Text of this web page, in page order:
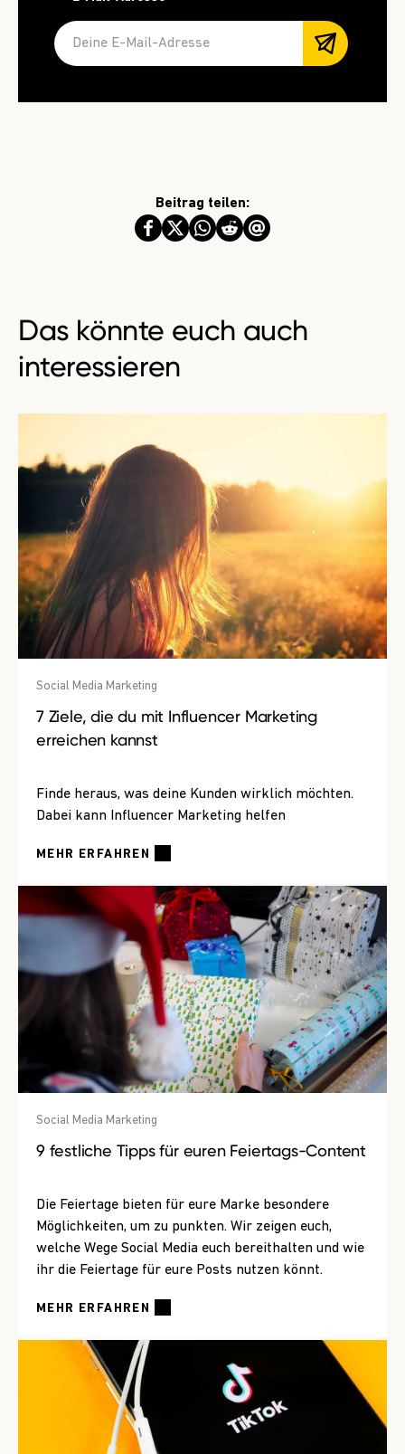
Beitrag teilen:
Das könnte euch auch
interessieren
Social Media Marketing
7 Ziele, die du mit Influencer Marketing
erreichen kannst
Finde heraus, was deine Kunden wirklich möchten.
Dabei kann Influencer Marketing helfen
MEHR ERFAHREN
Social Media Marketing
9 festliche Tipps für euren Feiertags-Content
Die Feiertage bieten für eure Marke besondere
Möglichkeiten, um zu punkten. Wir zeigen euch,
welche Wege Social Media euch bereithalten und wie
ihr die Feiertage für eure Posts nutzen könnt.
MEHR ERFAHREN